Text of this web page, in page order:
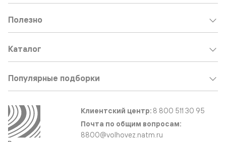
Полезно
Каталог
Популярные подборки
Клиентский центр: 8 800 511 30 95
Почта по общим вопросам:
8800@volhovez.natm.ru